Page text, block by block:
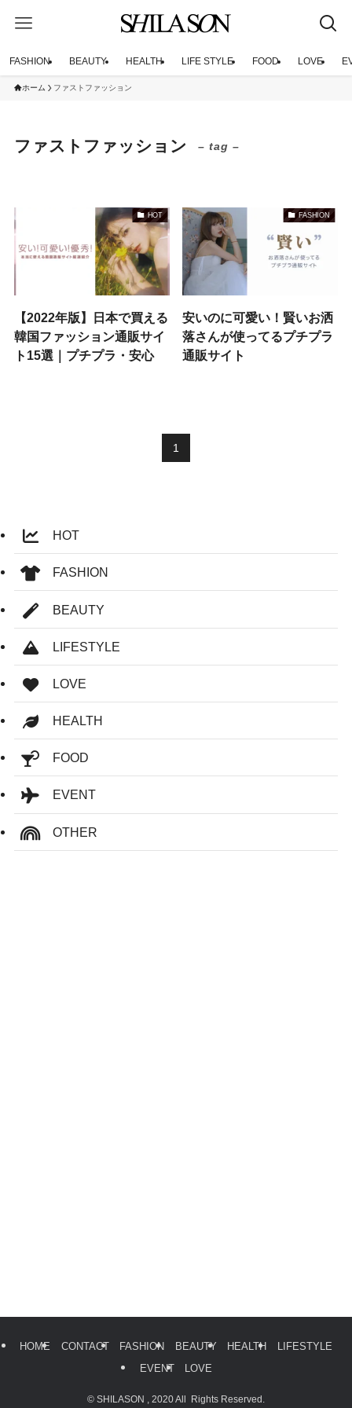
FASHION BEAUTY HEALTH LIFE STYLE FOOD LOVE
ホーム ファストファッション
ファストファッション – tag –
HOT
【2022年版】日本で買える
韓国ファッション通販サイ
ト15選｜プチプラ・安心
FASHION
安いのに可愛い！賢いお洒
落さんが使ってるプチプラ
通販サイト
1
HOT
FASHION
BEAUTY
LIFESTYLE
LOVE
HEALTH
FOOD
EVENT
OTHER
HOME CONTACT FASHION BEAUTY HEALTH
LIFESTYLE
EVENT
LOVE
© SHILASON , 2020 All Rights Reserved.